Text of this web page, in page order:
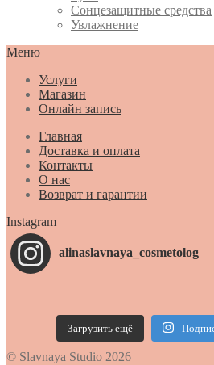
Сонцезащитные средства
Увлажнение
Меню
Услуги
Магазин
Онлайн запись
Главная
Доставка и оплата
Контакты
О нас
Возврат и гарантии
Instagram
alinaslavnaya_cosmetolog
Загрузить ещё
© Slavnaya Studio 2026